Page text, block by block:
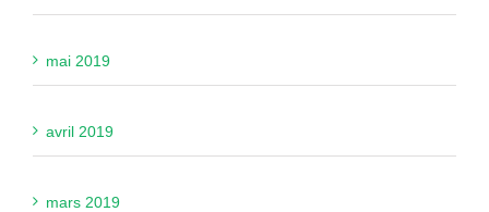
mai 2019
avril 2019
mars 2019